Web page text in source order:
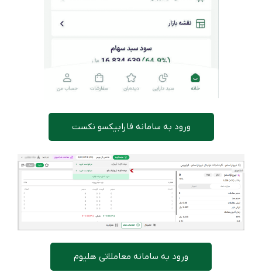
ورود به سامانه فارابیکسو نکست
ورود به سامانه معاملاتی هلیوم